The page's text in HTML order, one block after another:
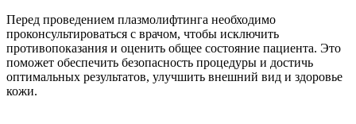
Перед проведением плазмолифтинга необходимо
проконсультироваться с врачом, чтобы исключить
противопоказания и оценить общее состояние пациента. Это
поможет обеспечить безопасность процедуры и достичь
оптимальных результатов, улучшить внешний вид и здоровье
кожи.